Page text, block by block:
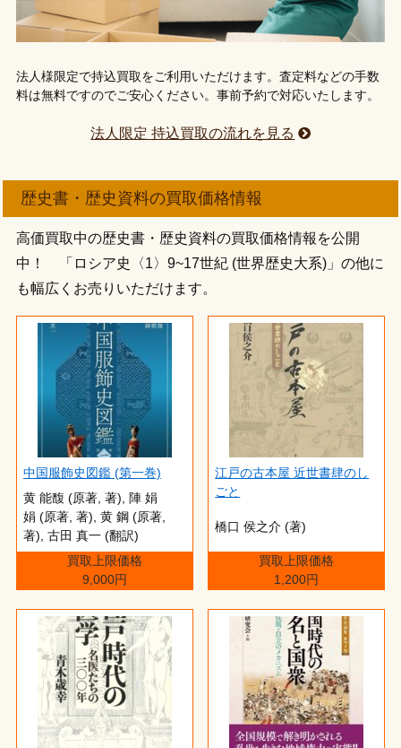
法人様限定で持込買取をご利用いただけます。査定料などの手数
料は無料ですのでご安心ください。事前予約で対応いたします。
法人限定 持込買取の流れを見る
歴史書・歴史資料の買取価格情報
高価買取中の歴史書・歴史資料の買取価格情報を公開
中！ 「ロシア史〈1〉9~17世紀 (世界歴史大系)」の他に
も幅広くお売りいただけます。
中国服飾史図鑑 (第一巻)
黄 能馥 (原著, 著), 陣 娟
娟 (原著, 著), 黄 鋼 (原著,
著), 古田 真一 (翻訳)
買取上限価格
9,000円
江戸の古本屋 近世書肆のし
ごと
橋口 侯之介 (著)
買取上限価格
1,200円